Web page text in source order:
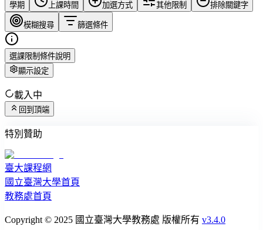
學期 上課時間 加選方式 其他限制 排除關鍵字
模糊搜尋 篩選條件
選課限制條件說明
顯示設定
載入中
回到頂端
特別贊助
臺大課程網
國立臺灣大學首頁
教務處首頁
Copyright © 2025 國立臺灣大學教務處 版權所有 v3.4.0